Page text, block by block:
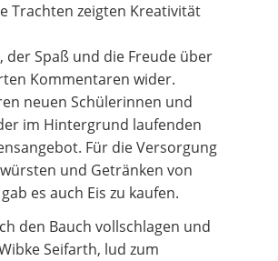
Trachten zeigten Kreativität
der Spaß und die Freude über
Kommentaren wider.
neuen Schülerinnen und
im Hintergrund laufenden
Für die Versorgung
und Getränken von
es auch Eis zu kaufen.
den Bauch vollschlagen und
Seifarth, lud zum